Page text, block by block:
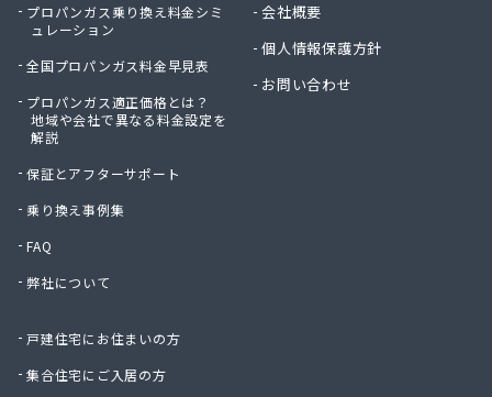
プロパンガス乗り換え料金シミ
ュレーション
全国プロパンガス料金早見表
プロパンガス適正価格とは？
地域や会社で異なる料金設定を
解説
保証とアフターサポート
乗り換え事例集
FAQ
弊社について
戸建住宅にお住まいの方
集合住宅にご入居の方
会社概要
個人情報保護方針
お問い合わせ